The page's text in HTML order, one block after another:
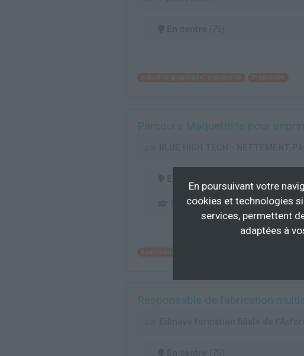
Parcours Maquettiste pour
BAC
Responsable de fabrication
En poursuivant votre
cookies et technologies
services, permettent
adaptées à